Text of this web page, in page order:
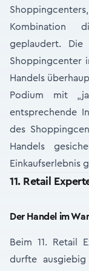
Kombination
geplaudert. Die
Shoppingcenter
Handels
Podium mit
entsprechende
des
Handels
Einkaufserlebnis
11. Retail
Der Handel im
Beim 11. Retail
durfte